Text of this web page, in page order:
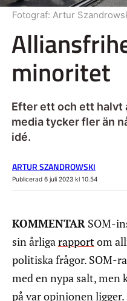
minoritet
Efter ett och ett halvt
media tycker fler än
idé.
Fotograf: Artur
ARTUR SZANDROWSKI
Publicerad 6 juli 2023 kl 10.54
KOMMENTAR SOM-
sin årligarapportom
politiska frågor. SOM-
med en nypa salt, men
på var opinionen